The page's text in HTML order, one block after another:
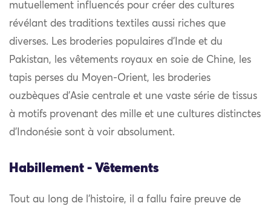
mutuellement influencés pour créer des cultures
révélant des traditions textiles aussi riches que
diverses. Les broderies populaires d’Inde et du
Pakistan, les vêtements royaux en soie de Chine, les
tapis perses du Moyen-Orient, les broderies
ouzbèques d’Asie centrale et une vaste série de tissus
à motifs provenant des mille et une cultures distinctes
d’Indonésie sont à voir absolument.
Habillement - Vêtements
Tout au long de l’histoire, il a fallu faire preuve de